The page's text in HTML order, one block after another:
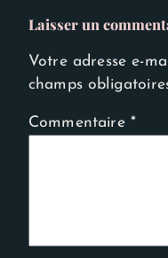
Laisser un
Votre adresse e-
champs
Commentaire *